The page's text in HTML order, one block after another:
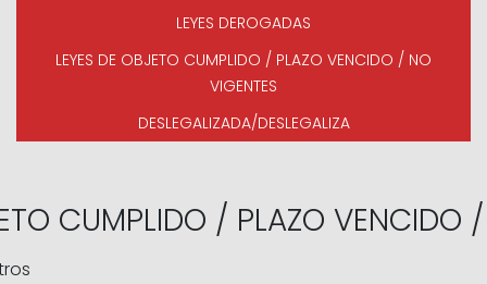
LEYES DEROGADAS
LEYES DE OBJETO CUMPLIDO / PLAZO VENCIDO / NO
VIGENTES
DESLEGALIZADA/DESLEGALIZA
CUMPLIDO / PLAZO VENCIDO